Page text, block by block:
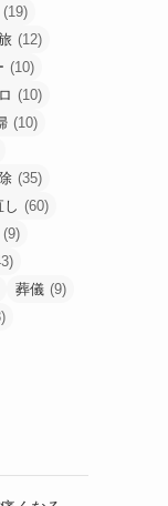
(19)
(12)
(10)
(10)
(10)
(35)
(60)
(9)
葬儀 (9)